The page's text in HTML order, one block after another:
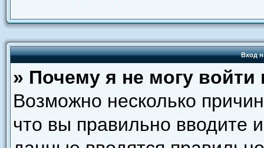
Вход
» Почему я не могу
Возможно несколько
что вы правильно вводите